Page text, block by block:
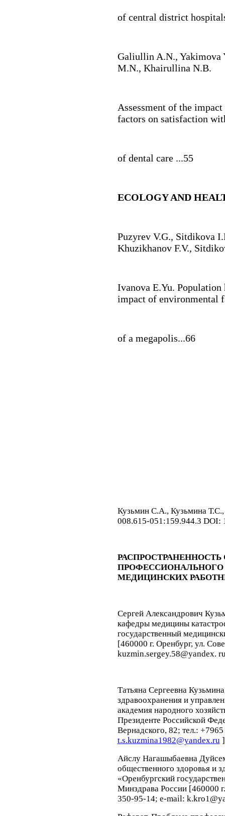
of central district
Galiullin A.N., Yakimova
M.N., Khairullina N.B.
Assessment of the
factors on satisfaction
of dental care ...55
ECOLOGY AND
Puzyrev V.G., Sitdikova
Khuzikhanov F.V.,
Ivanova E.Yu. Population
impact of environmental
of a megapolis...66
Кузьмин С.А., Кузьмина
008.615-051:159.944.3 DOI:
ПРОФЕССИОНАЛЬНОГО
МЕДИЦИНСКИХ
Сергей Александрович
кафедры медицины
государственный
[460000 г. Оренбург, ул.
kuzmin.sergey.58@yandex.
Татьяна Сергеевна Кузьмина
здравоохранения и
академия народного
Президенте Российской
Вернадского, 82; тел.:
t.s.kuzmina1982@yandex.ru ]
Айслу Нагашыбаевна
общественного здоровья
«Оренбургский
Минздрава России [460000
350-95-14; e-mail: